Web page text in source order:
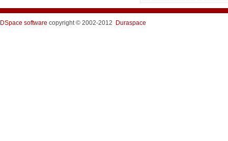
DSpace software copyright © 2002-2012 Duraspace